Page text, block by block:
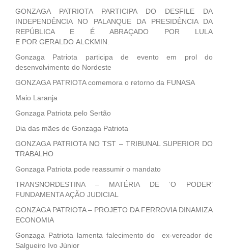
GONZAGA PATRIOTA PARTICIPA DO DESFILE DA
INDEPENDÊNCIA NO PALANQUE DA PRESIDÊNCIA DA
REPÚBLICA E É ABRAÇADO POR LULA
E POR GERALDO ALCKMIN.
Gonzaga Patriota participa de evento em prol do
desenvolvimento do Nordeste
GONZAGA PATRIOTA comemora o retorno da FUNASA
Maio Laranja
Gonzaga Patriota pelo Sertão
Dia das mães de Gonzaga Patriota
GONZAGA PATRIOTA NO TST – TRIBUNAL SUPERIOR DO
TRABALHO
Gonzaga Patriota pode reassumir o mandato
TRANSNORDESTINA – MATÉRIA DE ‘O PODER’
FUNDAMENTA AÇÃO JUDICIAL
GONZAGA PATRIOTA – PROJETO DA FERROVIA DINAMIZA
ECONOMIA
Gonzaga Patriota lamenta falecimento do ex-vereador de
Salgueiro Ivo Júnior